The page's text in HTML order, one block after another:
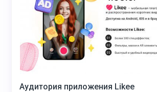
Аудитория приложения Likee